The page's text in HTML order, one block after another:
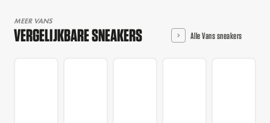
MEER VANS
VERGELIJKBARE SNEAKERS Alle Vans sneakers